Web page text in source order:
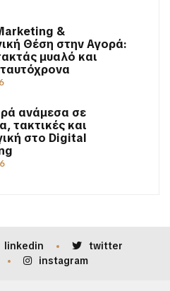
&
Θέση στην Αγορά:
μυαλό και
ανάμεσα σε
τακτικές και
στο Digital
linkedin
twitter
instagram